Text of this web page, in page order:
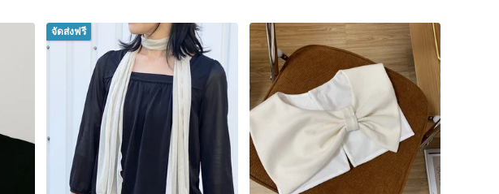
จัดส่งฟรี